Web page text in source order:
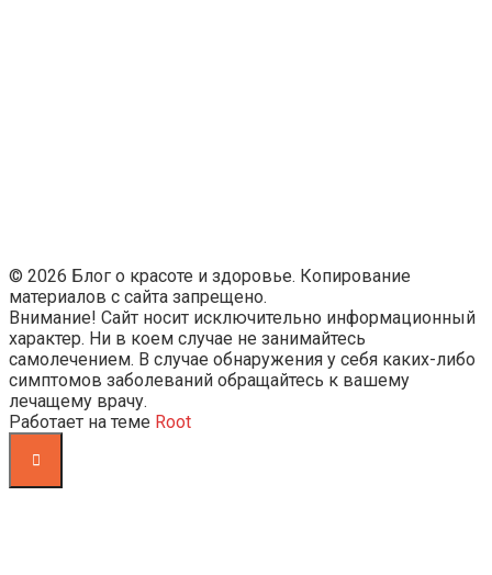
© 2026 Блог о красоте и здоровье. Копирование
материалов с сайта запрещено.
Внимание! Сайт носит исключительно информационный
характер. Ни в коем случае не занимайтесь
самолечением. В случае обнаружения у себя каких-либо
симптомов заболеваний обращайтесь к вашему
лечащему врачу.
Работает на теме Root